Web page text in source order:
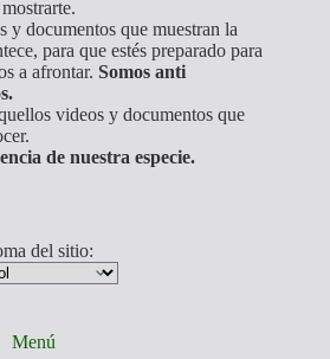
y documentos que muestran la
para que estés preparado para
a afrontar. Somos anti
videos y documentos que
de nuestra especie.
del sitio:
Menú